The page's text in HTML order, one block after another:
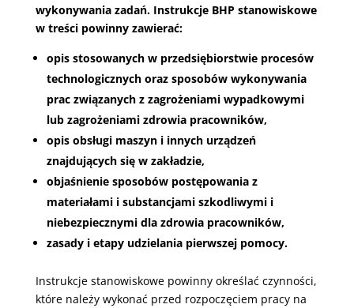
wykonywania zadań. Instrukcje BHP stanowiskowe
w treści powinny zawierać:
opis stosowanych w przedsiębiorstwie procesów
technologicznych oraz sposobów wykonywania
prac związanych z zagrożeniami wypadkowymi
lub zagrożeniami zdrowia pracowników,
opis obsługi maszyn i innych urządzeń
znajdujących się w zakładzie,
objaśnienie sposobów postępowania z
materiałami i substancjami szkodliwymi i
niebezpiecznymi dla zdrowia pracowników,
zasady i etapy udzielania pierwszej pomocy.
Instrukcje stanowiskowe powinny określać czynności,
które należy wykonać przed rozpoczęciem pracy na